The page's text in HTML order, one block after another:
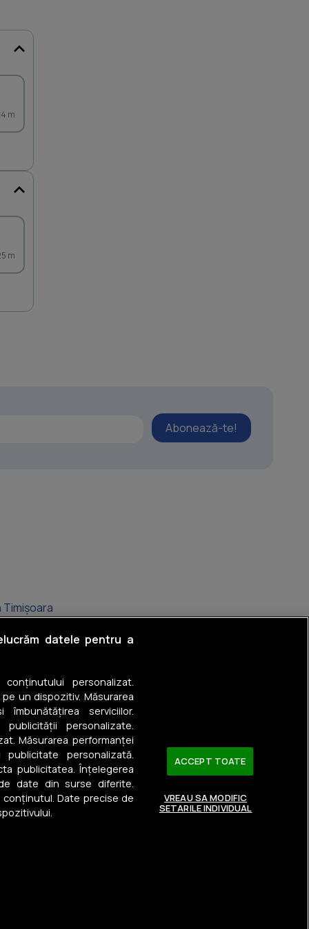
m
m
Abonează-te!
Timișoara
Român
Giarmata
Utvin
Bucovăț (Remetea Mare)
datele pentru a
personalizat.
un dispozitiv. Măsurarea
îmbunătățirea serviciilor.
personalizate.
Măsurarea performanței
personalizată.
publicitatea. Înțelegerea
date din surse diferite.
Date precise de
ACCEPT TOATE
VREAU SA MODIFIC
SETARILE INDIVIDUAL